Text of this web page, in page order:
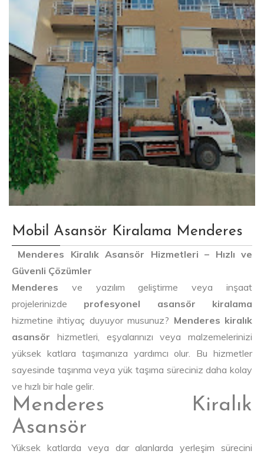
Mobil Asansör Kiralama Menderes
Menderes Kiralık Asansör Hizmetleri – Hızlı ve
Güvenli Çözümler
Menderes ve yazılım geliştirme veya inşaat
projelerinizde profesyonel asansör kiralama
hizmetine ihtiyaç duyuyor musunuz? Menderes kiralık
asansör hizmetleri, eşyalarınızı veya malzemelerinizi
yüksek katlara taşımanıza yardımcı olur. Bu hizmetler
sayesinde taşınma veya yük taşıma süreciniz daha kolay
ve hızlı bir hale gelir.
Menderes Kiralık
Asansör
Yüksek katlarda veya dar alanlarda yerleşim sürecini